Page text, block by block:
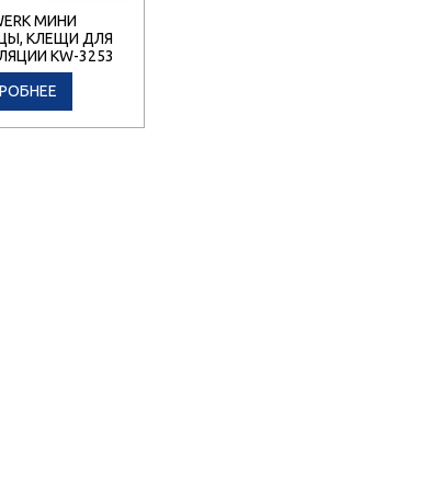
МИНИ
КЛЕЩИ ДЛЯ
KW-3253